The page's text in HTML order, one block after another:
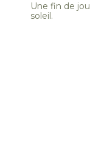
Une fin de
soleil.